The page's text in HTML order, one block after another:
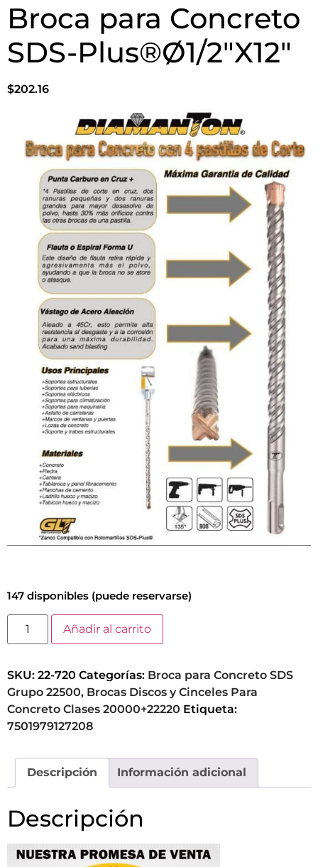
Broca para Concreto
SDS-Plus®Ø1/2″X12″
$202.16
147 disponibles (puede reservarse)
Añadir al carrito
SKU: 22-720 Categorías: Broca para Concreto SDS
Grupo 22500, Brocas Discos y Cinceles Para
Concreto Clases 20000+22220 Etiqueta:
7501979127208
Descripción Información adicional
Descripción